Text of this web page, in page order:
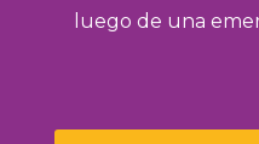
luego de una